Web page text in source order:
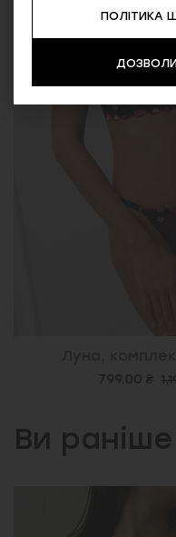
899.00 ₴
Ви
ПОЛІТИКА